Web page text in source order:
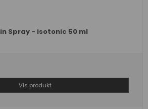
Spray - isotonic 50 ml
Vis produkt